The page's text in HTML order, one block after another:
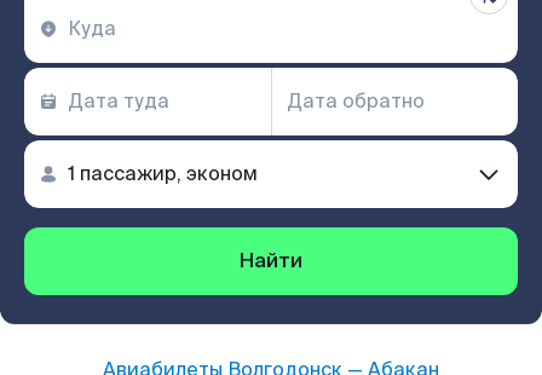
Найти
Авиабилеты Волгодонск — Абакан